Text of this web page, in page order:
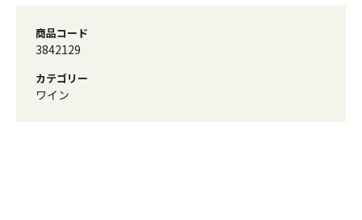
商品コード
3842129
カテゴリー
ワイン